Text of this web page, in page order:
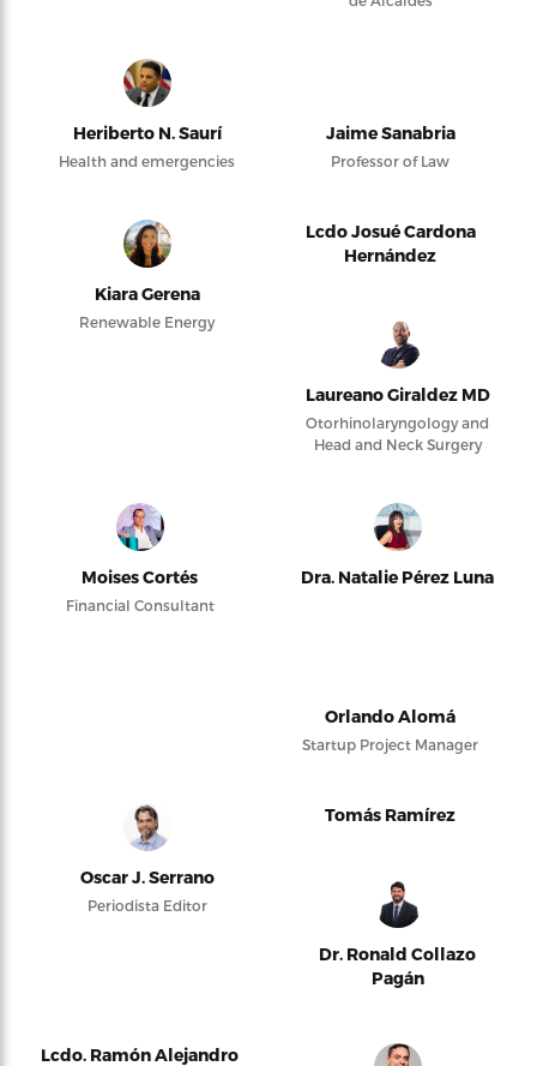
Heriberto N. Saurí
Health and emergencies
Jaime Sanabria
Professor of Law
Kiara Gerena
Renewable Energy
Lcdo Josué Cardona
Hernández
Laureano Giraldez MD
Otorhinolaryngology and
Head and Neck Surgery
Moises Cortés
Financial Consultant
Dra. Natalie Pérez Luna
Orlando Alomá
Startup Project Manager
Oscar J. Serrano
Periodista Editor
Tomás Ramírez
Dr. Ronald Collazo
Pagán
Lcdo. Ramón Alejandro